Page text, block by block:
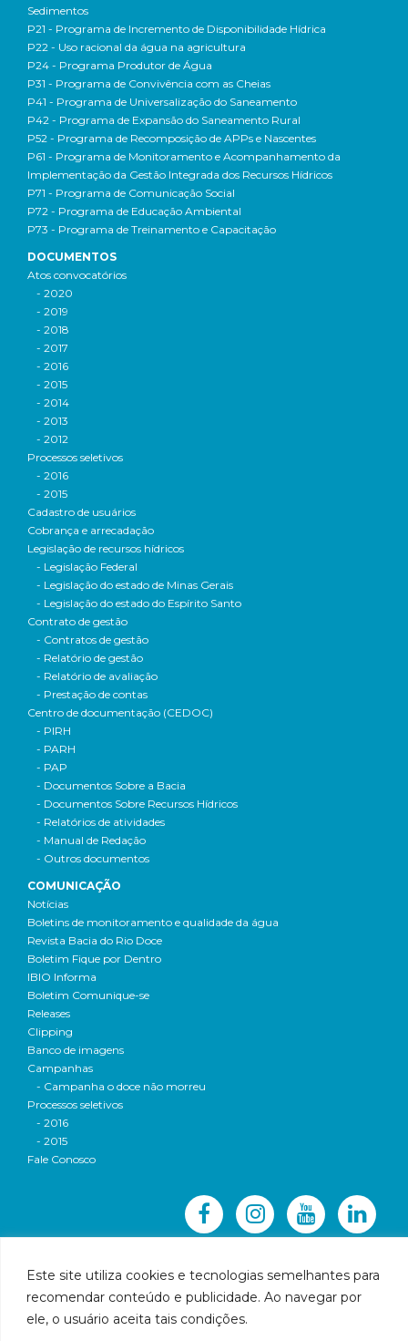
Este site utiliza cookies e tecnologias semelhantes para
recomendar conteúdo e publicidade. Ao navegar por
ele, o usuário aceita tais condições.
Sedimentos
P21 - Programa de Incremento de Disponibilidade Hídrica
P22 - Uso racional da água na agricultura
P24 - Programa Produtor de Água
P31 - Programa de Convivência com as Cheias
P41 - Programa de Universalização do Saneamento
P42 - Programa de Expansão do Saneamento Rural
P52 - Programa de Recomposição de APPs e Nascentes
P61 - Programa de Monitoramento e Acompanhamento da
Implementação da Gestão Integrada dos Recursos Hídricos
P71 - Programa de Comunicação Social
P72 - Programa de Educação Ambiental
P73 - Programa de Treinamento e Capacitação
DOCUMENTOS
Atos convocatórios
- 2020
- 2019
- 2018
- 2017
- 2016
- 2015
- 2014
- 2013
- 2012
Processos seletivos
- 2016
- 2015
Cadastro de usuários
Cobrança e arrecadação
Legislação de recursos hídricos
- Legislação Federal
- Legislação do estado de Minas Gerais
- Legislação do estado do Espírito Santo
Contrato de gestão
- Contratos de gestão
- Relatório de gestão
- Relatório de avaliação
- Prestação de contas
Centro de documentação (CEDOC)
- PIRH
- PARH
- PAP
- Documentos Sobre a Bacia
- Documentos Sobre Recursos Hídricos
- Relatórios de atividades
- Manual de Redação
- Outros documentos
COMUNICAÇÃO
Notícias
Boletins de monitoramento e qualidade da água
Revista Bacia do Rio Doce
Boletim Fique por Dentro
IBIO Informa
Boletim Comunique-se
Releases
Clipping
Banco de imagens
Campanhas
- Campanha o doce não morreu
Processos seletivos
- 2016
- 2015
Fale Conosco
© 2016 CBH-Doce - Todos os direitos reservados